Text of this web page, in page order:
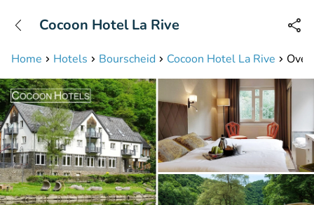
Bereikbaar tot 23:00 uur
Home Hotels Bourscheid Cocoon Hotel La Rive
Cocoon Hotel La Rive